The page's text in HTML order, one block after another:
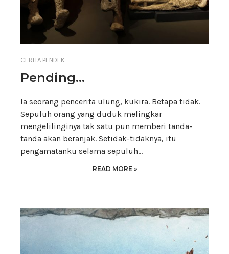
CERITA PENDEK
Pending…
Ia seorang pencerita ulung, kukira. Betapa tidak.
Sepuluh orang yang duduk melingkar
mengelilinginya tak satu pun memberi tanda-
tanda akan beranjak. Setidak-tidaknya, itu
pengamatanku selama sepuluh…
READ MORE »